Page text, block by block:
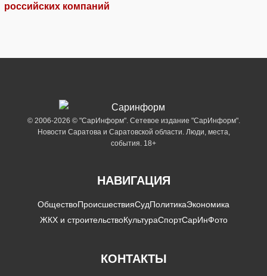
российских компаний
© 2006-2026 © "СарИнформ". Сетевое издание "СарИнформ".
Новости Саратова и Саратовской области. Люди, места,
события. 18+
НАВИГАЦИЯ
ОбществоПроисшествияСудПолитикаЭкономика
ЖКХ и строительствоКультураСпортСарИнФото
КОНТАКТЫ